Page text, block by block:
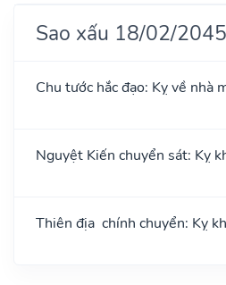
Sao xấu 18/02/2045
Chu tước hắc đạo: Kỵ về nhà
Nguyệt Kiến chuyển sát: Kỵ
Thiên địa chính chuyển: Kỵ